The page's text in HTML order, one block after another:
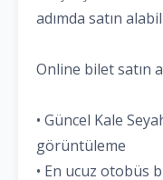
adımda satın
Online bilet satın
• Güncel Kale
görüntüleme
• En ucuz otobüs